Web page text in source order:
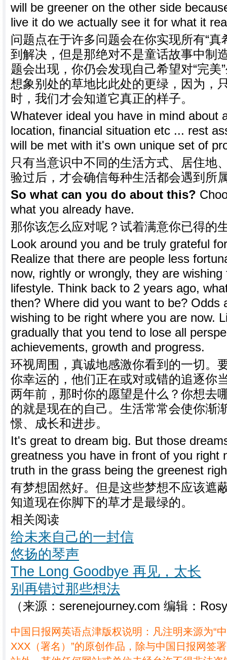
will be greener on the other side
live it do we actually see it for what it
问题点在于许多问题会在你实现所有“真
到解决，但是那绝对不是童话故事中制
题会出现，你仍会发现自己希望对“完美
想象别处的草地比此处的更绿，因为，
时，我们才会知道它真正的样子。
Whatever ideal you have in mind about
location, financial situation etc ... rest
will be met with it's own unique set of
只有当意识中不同的生活方式、居住地
验过后，才会确信每种生活都会遇到所
So what can you do about this?
what you already have.
那你该怎么应对呢？试着满意你已得的
Look around you and be truly grateful
Realize that there are people less
now, rightly or wrongly, they are
lifestyle. Think back to 2 years ago,
then? Where did you want to be? Odds
wishing to be right where you are now.
gradually that you tend to lose all
achievements, growth and progress.
环视周围，真诚地感激你看到的一切。
你幸运的，他们正在或对或错的追逐你
两年前，那时你的愿望是什么？你想去
的就是现在的自己。生活常常会使你渐
憬、成长和进步。
It's great to dream big. But those
greatness you have in front of you right
truth in the grass being the greenest
有梦想固然好。但是这些梦想不应该遮
知道现在你脚下的草才是最绿的。
相关阅读
给未来自己的一封信
悠扬的琴声
The Long Goodbye 再见，太长
别再错过那些想法
（来源：serenejourney.com 编辑：
中国日报网英语点津版权说明：凡注明来源为“
XXX（署名）”的原创作品，除与中国日报网签